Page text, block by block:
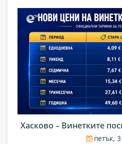
Хасково – Винетките
петък,